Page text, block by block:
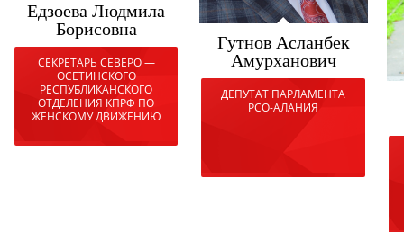
Едзоева Людмила
Борисовна
СЕКРЕТАРЬ СЕВЕРО —
ОСЕТИНСКОГО
РЕСПУБЛИКАНСКОГО
ОТДЕЛЕНИЯ КПРФ ПО
ЖЕНСКОМУ ДВИЖЕНИЮ
Гутнов Асланбек
Амурханович
ДЕПУТАТ ПАРЛАМЕНТА
РСО-АЛАНИЯ